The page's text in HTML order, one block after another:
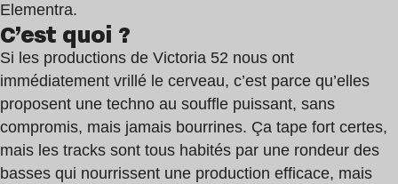
Elementra.
C’est quoi ?
Si les productions de Victoria 52 nous ont
immédiatement vrillé le cerveau, c’est parce qu’elles
proposent une techno au souffle puissant, sans
compromis, mais jamais bourrines. Ça tape fort certes,
mais les tracks sont tous habités par une rondeur des
basses qui nourrissent une production efficace, mais